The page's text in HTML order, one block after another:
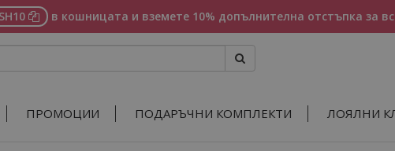
в кошницата и вземете 10% допълнителна отстъпка за
ПРОМОЦИИ ПОДАРЪЧНИ КОМПЛЕКТИ ЛОЯЛНИ